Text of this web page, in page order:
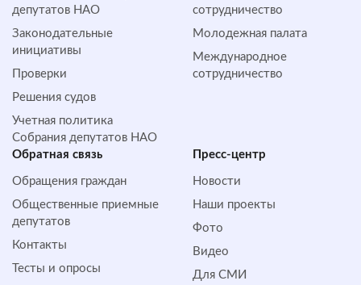
депутатов НАО
Законодательные
инициативы
Проверки
Решения судов
Учетная политика
Собрания депутатов НАО
сотрудничество
Молодежная палата
Международное
сотрудничество
Обратная cвязь
Обращения граждан
Общественные приемные
депутатов
Контакты
Тесты и опросы
Пресс-центр
Новости
Наши проекты
Фото
Видео
Для СМИ